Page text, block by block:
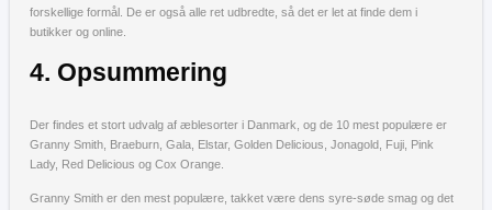
forskellige formål. De er også alle ret udbredte, så det er let at finde dem i
butikker og online.
4. Opsummering
Der findes et stort udvalg af æblesorter i Danmark, og de 10 mest populære er
Granny Smith, Braeburn, Gala, Elstar, Golden Delicious, Jonagold, Fuji, Pink
Lady, Red Delicious og Cox Orange.
Granny Smith er den mest populære, takket være dens syre-søde smag og det